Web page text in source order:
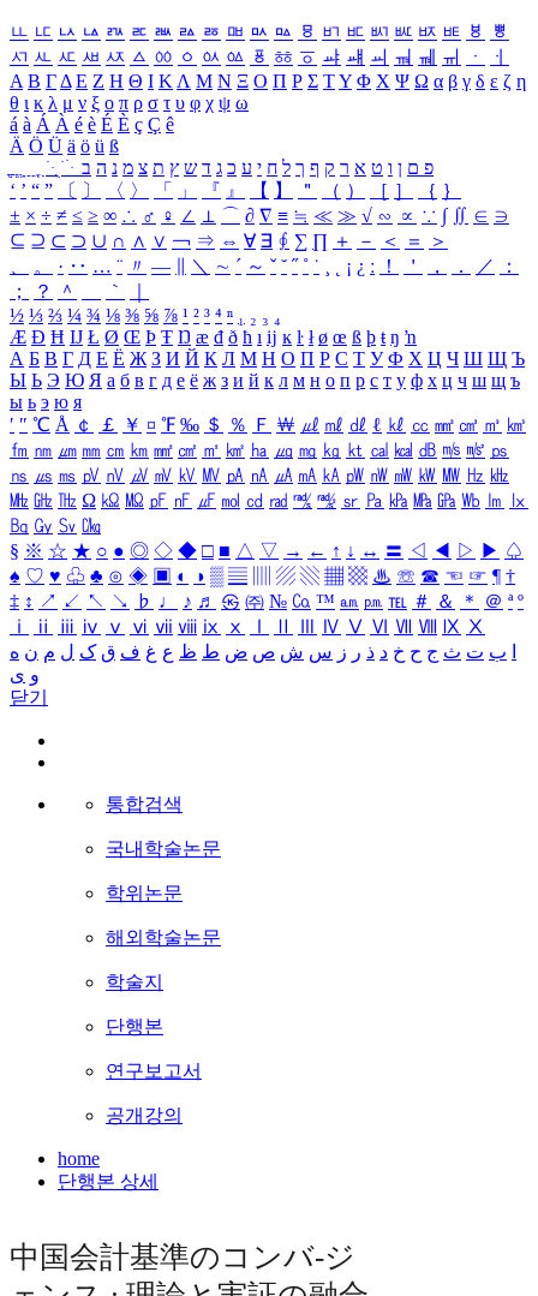
ㅥ ㅦ ㅧ ㅨ ㅩ ㅪ ㅫ ㅬ ㅭ ㅮ ㅯ ㅰ ㅱ ㅲ ㅳ ㅴ ㅵ ㅶ ㅷ ㅸ
ㅹ
ㅺ ㅻ ㅼ ㅽ ㅾ ㅿ ㆀ ㆁ ㆂ ㆃ ㆄ ㆅ ㆆ ㆇ ㆈ ㆉ ㆊ ㆋ ㆌ ㆍ
ㆎ
Α Β ΓΔ Ε Ζ Η Θ Ι ΚΛ Μ Ν Ξ Ο Π Ρ Σ ΤΥ Φ Χ Ψ Ω α β γ δ ε ζ η
θ ι κ λ μ ν ξ ο π ρ σ τ υ φ χ ψ ω
á à Á À é è É È ç Ç ê
Ä Ö Ü ä ö ü ß
ִֶֹ ֻּ ׁׂ פ ם ן ו ט א ר ק ף ך ל ח י ע כ ג ד ש ץ ת צ מ נ ה ב
‘ ’ “ ” 〔 〕 〈 〉 「 」 『 』 【 】 ＂ （ ） ［ ］ ｛ ｝
± × ÷ ≠ ≤ ≥ ∞ ∴ ♂ ♀ ∠ ⊥ ⌒ ∂ ∇ ≡ ≒ ≪ ≫ √ ∽ ∝ ∵ ∫ ∬ ∈ ∋
⊆ ⊇ ⊂ ⊃ ∪ ∩ ∧ ∨ ￢ ⇒ ⇔ ∀ ∃ ∮ ∑ ∏ ＋ － ＜ ＝
＞
、
。 · ‥ … ¨ 〃 ― ＼ ∼ ´ ～ ˇ ˘ ˝ ˚ ˙ ¸ ¡ ¿ ː ！ ＇ ， ． ／
：
；
？ ＾ ｀
½ ⅓ ⅔ ¼ ¾ ⅛ ⅜ ⅝ ⅞ ¹ ² ³ ⁴ ⁿ ₁ ₂ ₃ ₄
Æ Ð Ħ Ĳ Ł Ø Œ Þ Ŧ Ŋ æ đ ð ħ ı ĳ ĸ ŀ ł ø œ ß þ ŧ ŋ ŉ
А Б В Г Д Е Ё Ж З И Й К Л М Н О П Р С Т У Ф Х Ц Ч Ш Щ Ъ
Ы Ь Э Ю Я а б в г д е ё ж з и й к л м н о п р с т у ф х ц ч ш щ ъ
ы ь э ю я
′ ″ ℃ Å ￠ ￡ ￥ ¤ ℉ ‰ ＄ ％ Ｆ ￦ ㎕ ㎖ ㎗ ℓ ㎘ ㏄ ㎣ ㎤ ㎥ ㎦
㎙ ㎚ ㎛ ㎜ ㎝ ㎞ ㎟ ㎠ ㎡ ㎢ ㏊ ㎍ ㎎ ㎏ ㏏ ㎈ ㎉ ㏈ ㎧ ㎨ ㎰
㎱ ㎲ ㎳ ㎴ ㎵ ㎶ ㎷ ㎸ ㎹ ㎀ ㎁ ㎂ ㎃ ㎄ ㎺ ㎻ ㎽ ㎾ ㎿ ㎐ ㎑
㎒ ㎓ ㎔ Ω ㏀ ㏁ ㎊ ㎋ ㎌ ㏖ ㏅ ㎭ ㎮ ㎯ ㏛ ㎩ ㎪ ㎫ ㎬ ㏝ ㏐
㏓
㏃ ㏉ ㏜ ㏆
§ ※ ☆ ★ ○ ● ◎ ◇ ◆ □ ■ △ ▽ → ← ↑ ↓ ↔ 〓 ◁ ◀ ▷ ▶ ♤
♠ ♡ ♥ ♧ ♣ ⊙ ◈ ▣ ◐ ◑ ▒ ▤ ▨ ▧ ▦ ▩ ♨ ☏ ☎ ☜ ☞ ¶ †
‡ ↕ ↗ ↙ ↖ ↘ ♭ ♩ ♪ ♬ ㉿ ㈜ № ㏇ ™ ㏂ ㏘ ℡ ＃ ＆ ＊ ＠ ª º
ⅰ
ⅱ ⅲ ⅳ ⅴ ⅵ ⅶ ⅷ ⅸ ⅹ Ⅳ Ⅴ Ⅵ Ⅶ Ⅷ Ⅸ Ⅹ
ب ت ث ج ح خ د ذ ر ز س ش ص ض ط ظ ع غ ف ق ک ل م ن ه
و ی
닫기
통합검색
국내학술논문
학위논문
해외학술논문
학술지
단행본
연구보고서
공개강의
home
단행본 상세
中国会計基準のコンバ-ジ